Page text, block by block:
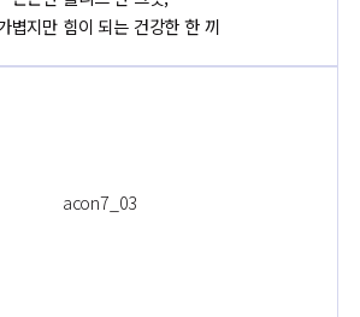
볍지만 힘이 되는 건강한 한 끼